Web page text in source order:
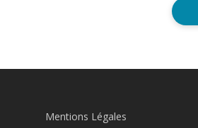
Mentions Légales